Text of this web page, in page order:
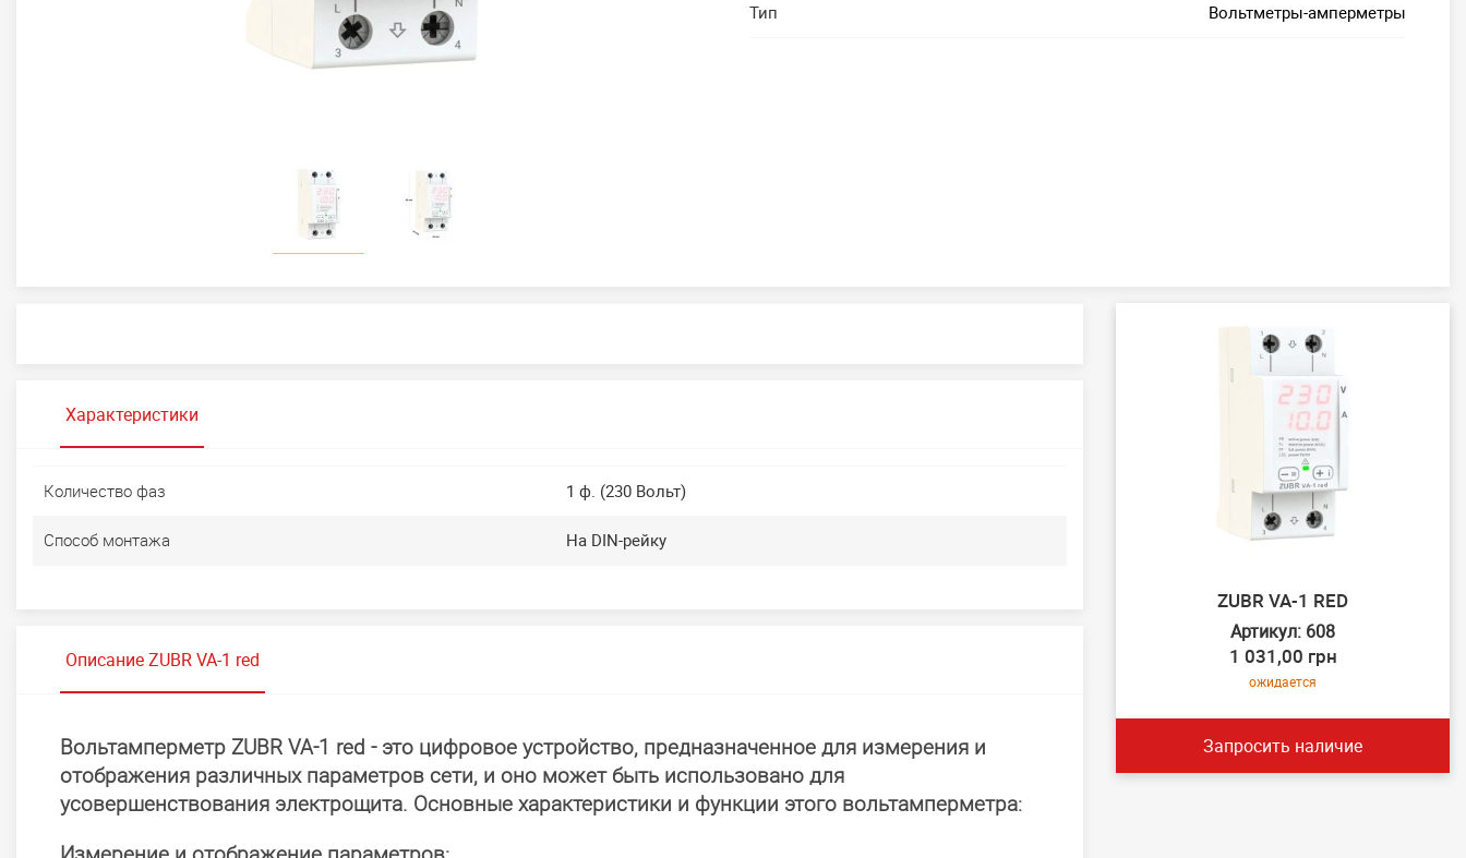
Тип Вольтметры-амперметры
Характеристики
Количество фаз 1 ф. (230 Вольт)
Способ монтажа На DIN-рейку
Описание ZUBR VA-1 red
Вольтамперметр ZUBR VA-1 red - это цифровое устройство, предназначенное для измерения и
отображения различных параметров сети, и оно может быть использовано для
усовершенствования электрощита. Основные характеристики и функции этого вольтамперметра:
ZUBR VA-1 RED
Артикул: 608
1 031,00 грн
ожидается
Запросить наличие